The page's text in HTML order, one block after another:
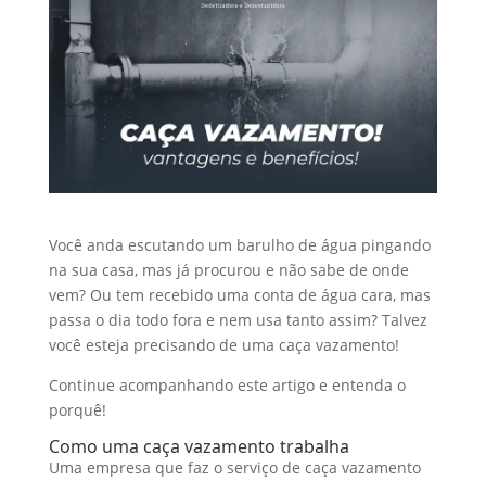
Você anda escutando um barulho de água pingando
na sua casa, mas já procurou e não sabe de onde
vem? Ou tem recebido uma conta de água cara, mas
passa o dia todo fora e nem usa tanto assim? Talvez
você esteja precisando de uma caça vazamento!
Continue acompanhando este artigo e entenda o
porquê!
Como uma caça vazamento trabalha
Uma empresa que faz o serviço de caça vazamento